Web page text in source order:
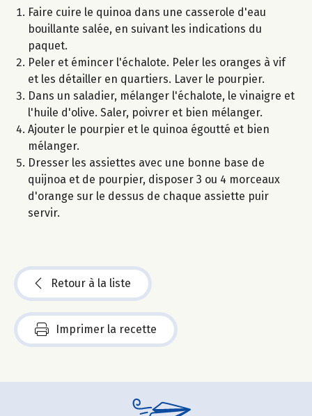
Faire cuire le quinoa dans une casserole d'eau
bouillante salée, en suivant les indications du
paquet.
Peler et émincer l'échalote. Peler les oranges à vif
et les détailler en quartiers. Laver le pourpier.
Dans un saladier, mélanger l'échalote, le vinaigre et
l'huile d'olive. Saler, poivrer et bien mélanger.
Ajouter le pourpier et le quinoa égoutté et bien
mélanger.
Dresser les assiettes avec une bonne base de
quijnoa et de pourpier, disposer 3 ou 4 morceaux
d'orange sur le dessus de chaque assiette puir
servir.
Retour à la liste
Imprimer la recette